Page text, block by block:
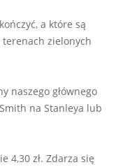
a które są
zielonych
naszego głównego
na Stanleya lub
4,30 zł. Zdarza się